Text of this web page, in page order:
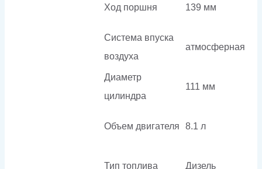
Ход поршня 139 мм
Система впуска
воздуха
атмосферная
Диаметр
цилиндра
111 мм
Объем двигателя 8.1 л
Тип топлива Дизель